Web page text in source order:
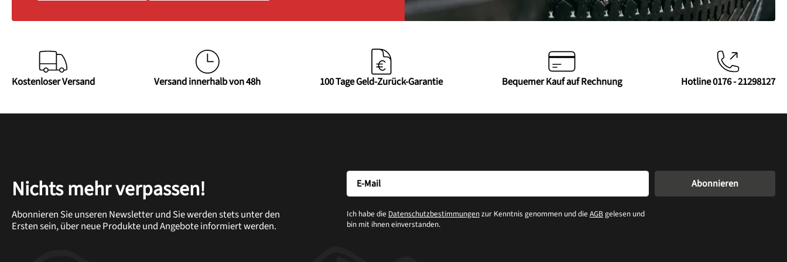
Kostenloser Versand Versand innerhalb von 48h 100 Tage Geld-Zurück-Garantie Bequemer Kauf auf Rechnung Hotline 0176 - 21298127
Nichts mehr verpassen!
Abonnieren Sie unseren Newsletter und Sie werden stets unter den
Ersten sein, über neue Produkte und Angebote informiert werden.
Ich habe die Datenschutzbestimmungenzur Kenntnis genommen und dieAGBgelesen und
bin mit ihnen einverstanden.
Abonnieren